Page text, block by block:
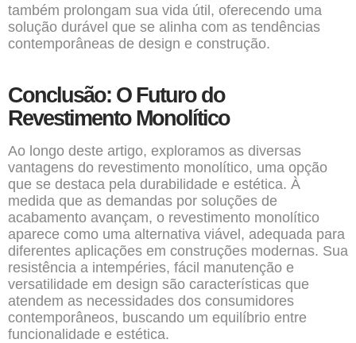
também prolongam sua vida útil, oferecendo uma
solução durável que se alinha com as tendências
contemporâneas de design e construção.
Conclusão: O Futuro do
Revestimento Monolítico
Ao longo deste artigo, exploramos as diversas
vantagens do revestimento monolítico, uma opção
que se destaca pela durabilidade e estética. À
medida que as demandas por soluções de
acabamento avançam, o revestimento monolítico
aparece como uma alternativa viável, adequada para
diferentes aplicações em construções modernas. Sua
resistência a intempéries, fácil manutenção e
versatilidade em design são características que
atendem as necessidades dos consumidores
contemporâneos, buscando um equilíbrio entre
funcionalidade e estética.